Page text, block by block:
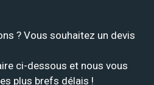
? Vous souhaitez un devis
ci-dessous et nous vous
plus brefs délais !